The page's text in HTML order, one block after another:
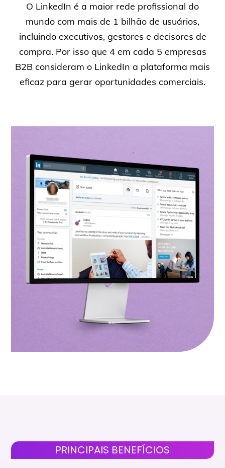
O LinkedIn é a maior rede profissional do
mundo com mais de 1 bilhão de usuários,
incluindo executivos, gestores e decisores de
compra. Por isso que 4 em cada 5 empresas
B2B consideram o LinkedIn a plataforma mais
eficaz para gerar oportunidades comerciais.
PRINCIPAIS BENEFÍCIOS